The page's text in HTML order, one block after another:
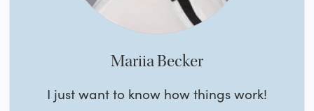
Mariia Becker
I just want to know how things work!